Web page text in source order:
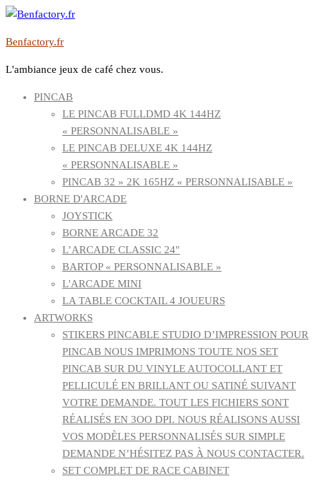
Aller
contenu
Benfactory.fr
L'ambiance jeux de café chez vous.
PINCAB
LE PINCAB FULLDMD 4K 144HZ
« PERSONNALISABLE »
LE PINCAB DELUXE 4K 144HZ
« PERSONNALISABLE »
PINCAB 32 » 2K 165HZ « PERSONNALISABLE »
BORNE D'ARCADE
JOYSTICK
BORNE ARCADE 32
L’ARCADE CLASSIC 24″
BARTOP « PERSONNALISABLE »
L'ARCADE MINI
LA TABLE COCKTAIL 4 JOUEURS
ARTWORKS
STIKERS PINCABLE STUDIO D’IMPRESSION POUR
PINCAB NOUS IMPRIMONS TOUTE NOS SET
PINCAB SUR DU VINYLE AUTOCOLLANT ET
PELLICULÉ EN BRILLANT OU SATINÉ SUIVANT
VOTRE DEMANDE. TOUT LES FICHIERS SONT
RÉALISÉS EN 3OO DPI. NOUS RÉALISONS AUSSI
VOS MODÈLES PERSONNALISÉS SUR SIMPLE
DEMANDE N’HÉSITEZ PAS À NOUS CONTACTER.
SET COMPLET DE RACE CABINET